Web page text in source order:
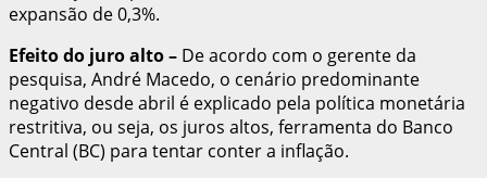
expansão de 0,3%.
Efeito do juro alto– De acordo com o gerente da
pesquisa, André Macedo, o cenário predominante
negativo desde abril é explicado pela política monetária
restritiva, ou seja, os juros altos, ferramenta do Banco
Central (BC) para tentar conter a inflação.